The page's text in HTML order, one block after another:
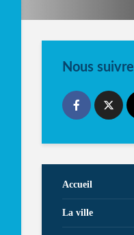
Nous suivre
Accueil
La ville